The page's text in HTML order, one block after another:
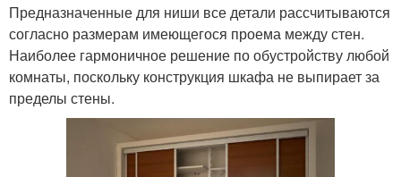
Предназначенные для ниши все детали рассчитываются
согласно размерам имеющегося проема между стен.
Наиболее гармоничное решение по обустройству любой
комнаты, поскольку конструкция шкафа не выпирает за
пределы стены.